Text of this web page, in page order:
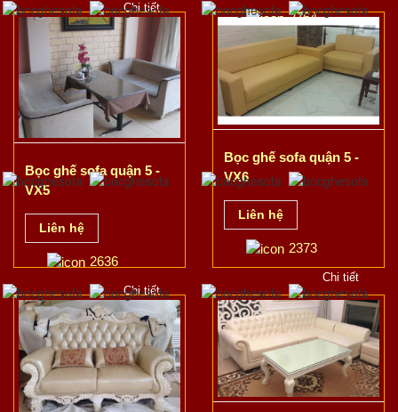
Chi tiết
2764
Chi tiết
Bọc ghế sofa quận 5 -
VX5
Liên hệ
2636
Chi tiết
Bọc ghế sofa quận 5 -
VX6
Liên hệ
2373
Chi tiết